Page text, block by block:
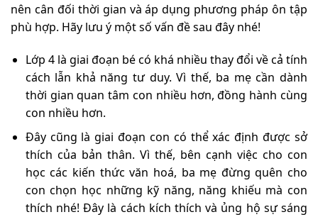
nên cân đối thời gian và áp dụng phương pháp ôn tập
phù hợp. Hãy lưu ý một số vấn đề sau đây nhé!
Lớp 4 là giai đoạn bé có khá nhiều thay đổi về cả tính
cách lẫn khả năng tư duy. Vì thế, ba mẹ cần dành
thời gian quan tâm con nhiều hơn, đồng hành cùng
con nhiều hơn.
Đây cũng là giai đoạn con có thể xác định được sở
thích của bản thân. Vì thế, bên cạnh việc cho con
học các kiến thức văn hoá, ba mẹ đừng quên cho
con chọn học những kỹ năng, năng khiếu mà con
thích nhé! Đây là cách kích thích và ủng hộ sự sáng